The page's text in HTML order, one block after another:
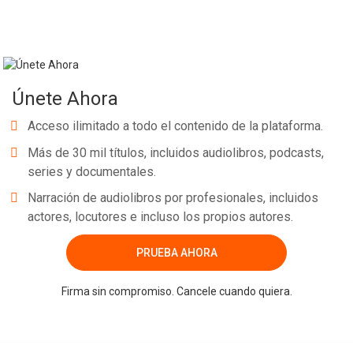
Únete Ahora
Acceso ilimitado a todo el contenido de la plataforma.
Más de 30 mil títulos, incluidos audiolibros, podcasts,
series y documentales.
Narración de audiolibros por profesionales, incluidos
actores, locutores e incluso los propios autores.
PRUEBA AHORA
Firma sin compromiso. Cancele cuando quiera.